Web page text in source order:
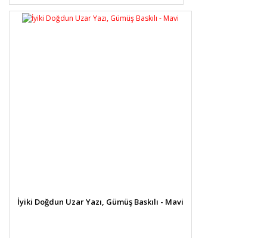
İyiki Doğdun Uzar Yazı, Gümüş Baskılı - Mavi